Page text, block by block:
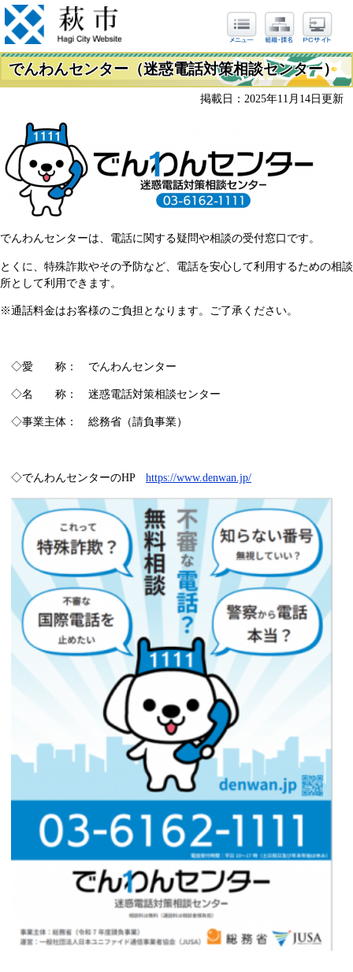
でんわんセンター（迷惑電話対策相談センター）
掲載日：2025年11月14日更新
でんわんセンターは、電話に関する疑問や相談の受付窓口です。
とくに、特殊詐欺やその予防など、電話を安心して利用するための相談
所として利用できます。
※通話料金はお客様のご負担となります。ご了承ください。
◇愛 称： でんわんセンター
◇名 称： 迷惑電話対策相談センター
◇事業主体： 総務省（請負事業）
◇でんわんセンターのHP https://www.denwan.jp/